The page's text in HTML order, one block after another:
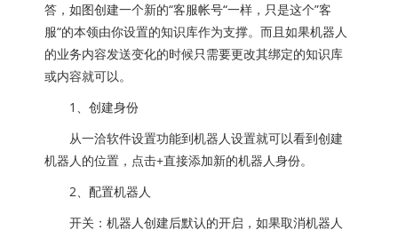
答，如图创建一个新的“客服帐号“一样，只是这个”客
服“的本领由你设置的知识库作为支撑。而且如果机器人
的业务内容发送变化的时候只需要更改其绑定的知识库
或内容就可以。
1、创建身份
从一洽软件设置功能到机器人设置就可以看到创建
机器人的位置，点击+直接添加新的机器人身份。
2、配置机器人
开关：机器人创建后默认的开启，如果取消机器人